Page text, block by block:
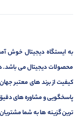
محصولات دیجیتال می باشد.
کیفیت از برند های معتبر
پاسخگویی و مشاوره های
ترین گزینه ها به شما